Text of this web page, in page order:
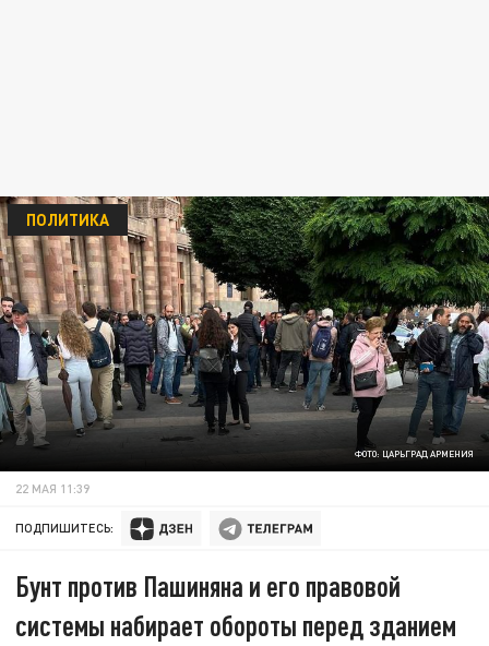
ФОТО: ЦАРЬГРАД АРМЕНИЯ
ПОЛИТИКА
22 МАЯ 11:39
ПОДПИШИТЕСЬ:
Бунт против Пашиняна и его правовой
системы набирает обороты перед зданием